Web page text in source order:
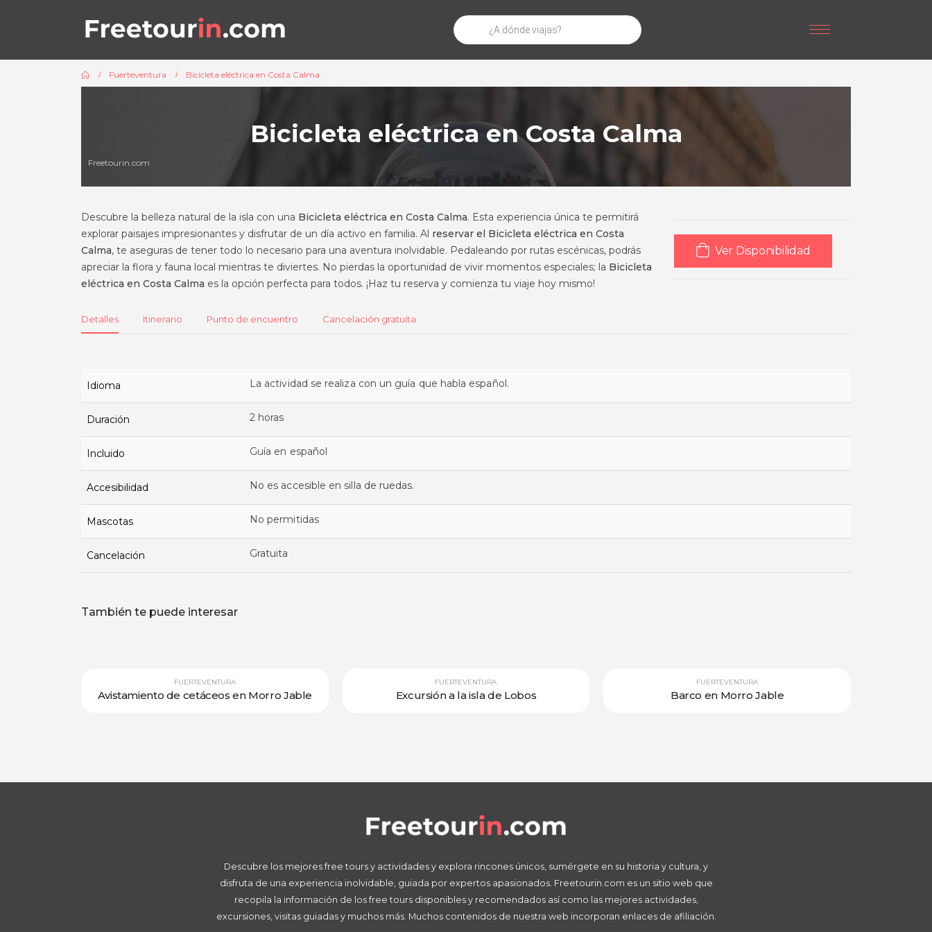
Búsqueda
de
productos
Fuerteventura Bicicleta eléctrica en Costa Calma
Bicicleta eléctrica en Costa Calma
Freetourin.com
Descubre la belleza natural de la isla con una Bicicleta eléctrica en Costa Calma. Esta experiencia única te permitirá
explorar paisajes impresionantes y disfrutar de un día activo en familia. Al reservar el Bicicleta eléctrica en Costa
Calma, te aseguras de tener todo lo necesario para una aventura inolvidable. Pedaleando por rutas escénicas, podrás
apreciar la flora y fauna local mientras te diviertes. No pierdas la oportunidad de vivir momentos especiales; la Bicicleta
eléctrica en Costa Calma es la opción perfecta para todos. ¡Haz tu reserva y comienza tu viaje hoy mismo!
Ver Disponibilidad
Detalles Itinerario Punto de encuentro Cancelación gratuita
Idioma La actividad se realiza con un guía que habla español.
Duración 2 horas
Incluido Guía en español
Accesibilidad No es accesible en silla de ruedas.
Mascotas No permitidas
Cancelación Gratuita
También te puede interesar
FUERTEVENTURA
Avistamiento de cetáceos en Morro Jable
FUERTEVENTURA
Excursión a la isla de Lobos
FUERTEVENTURA
Barco en Morro Jable
Descubre los mejores free tours y actividades y explora rincones únicos, sumérgete en su historia y cultura, y
disfruta de una experiencia inolvidable, guiada por expertos apasionados. Freetourin.com es un sitio web que
recopila la información de los free tours disponibles y recomendados así como las mejores actividades,
excursiones, visitas guiadas y muchos más. Muchos contenidos de nuestra web incorporan enlaces de afiliación.